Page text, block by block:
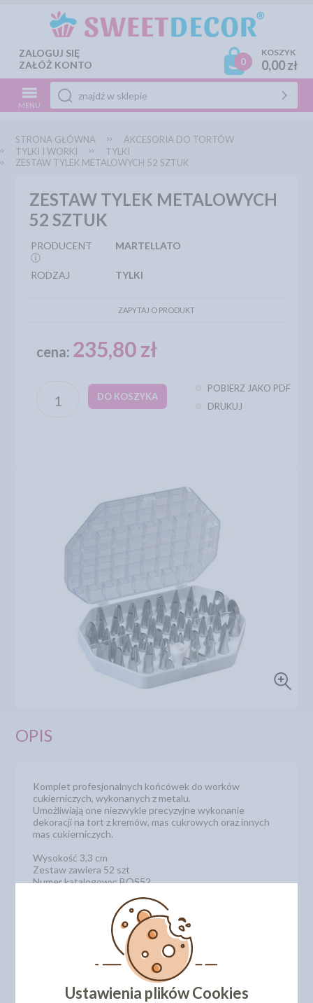
ZALOGUJ SIĘ
ZAŁÓŻ KONTO
0
KOSZYK
0,00 zł
MENU
STRONA GŁÓWNA
AKCESORIA DO TORTÓW
TYLKI I WORKI
TYLKI
ZESTAW TYLEK METALOWYCH 52 SZTUK
ZESTAW TYLEK METALOWYCH
52 SZTUK
PRODUCENT
ⓘ
MARTELLATO
RODZAJ TYLKI
ZAPYTAJ O PRODUKT
cena: 235,80 zł
DO KOSZYKA
POBIERZ JAKO PDF
DRUKUJ
OPIS
Komplet profesjonalnych końcówek do worków
cukierniczych, wykonanych z metalu.
Umożliwiają one niezwykle precyzyjne wykonanie
dekoracji na tort z kremów, mas cukrowych oraz innych
mas cukierniczych.
Wysokość 3,3 cm
Zestaw zawiera 52 szt
Numer katalogowy: BOS52
DODAJ SWOJĄ OPINIĘ
PRODUKTY PODOBNE
INNI KLIENCI KUPILI TEŻ
Ustawienia plików Cookies